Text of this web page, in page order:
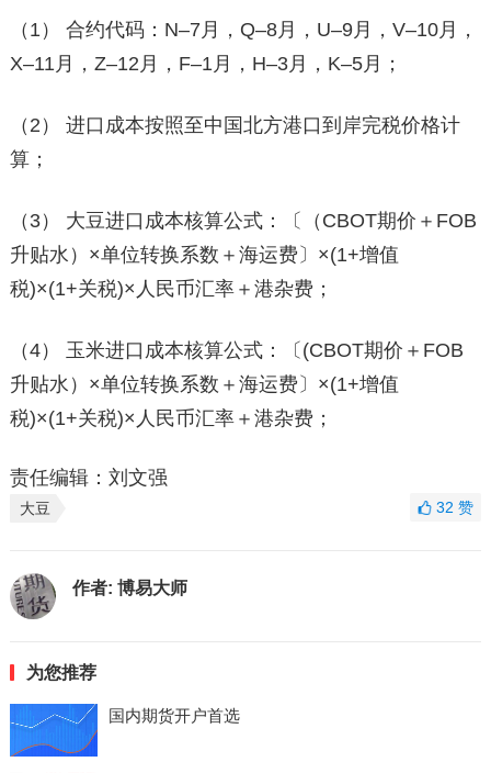
（1） 合约代码：N–7月，Q–8月，U–9月，V–10月，
X–11月，Z–12月，F–1月，H–3月，K–5月；
（2） 进口成本按照至中国北方港口到岸完税价格计
算；
（3） 大豆进口成本核算公式：〔（CBOT期价＋FOB
升贴水）×单位转换系数＋海运费〕×(1+增值
税)×(1+关税)×人民币汇率＋港杂费；
（4） 玉米进口成本核算公式：〔(CBOT期价＋FOB
升贴水）×单位转换系数＋海运费〕×(1+增值
税)×(1+关税)×人民币汇率＋港杂费；
责任编辑：刘文强
大豆 32赞
作者: 博易大师
为您推荐
国内期货开户首选